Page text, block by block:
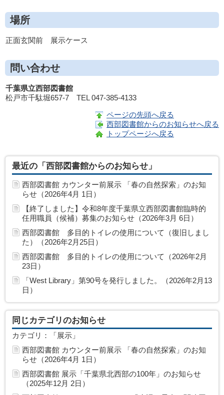
場所
正面玄関前 展示ケース
問い合わせ
千葉県立西部図書館
松戸市千駄堀657-7 TEL 047-385-4133
ページの先頭へ戻る
西部図書館からのお知らせへ戻る
トップページへ戻る
最近の「西部図書館からのお知らせ」
西部図書館 カウンター前展示 「春の自然探索」のお知
らせ（2026年4月 1日）
【終了しました】令和8年度千葉県立西部図書館臨時的
任用職員（候補）募集のお知らせ（2026年3月 6日）
西部図書館 多目的トイレの使用について（復旧しまし
た）（2026年2月25日）
西部図書館 多目的トイレの使用について（2026年2月
23日）
「West Library」第90号を発行しました。（2026年2月13
日）
同じカテゴリのお知らせ
カテゴリ：「展示」
西部図書館 カウンター前展示 「春の自然探索」のお知
らせ（2026年4月 1日）
西部図書館 展示「千葉県北西部の100年」のお知らせ
（2025年12月 2日）